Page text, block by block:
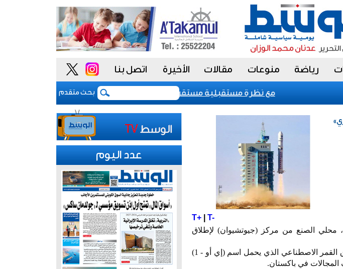
رياضة منوعات مقالات الأخيرة اتصل بنا
بحث متقدم «فيتش» تؤكد التصنيف السيادي للكويت عند «-aa» مع نظرة مستقبلية مستقرة صحيفة إسرائيلية تدعي إطلاق "حزب
T+| T-
الصنع من مركز (جيوتشيوان) لإطلاق
وذكرت دائرة العلاقات العامة للجيش الباكستاني في بيان أن إطلاق القمر الاصطناعي الذي يحمل اسم (إي أو - 1)
المجالات في باكستان.
عدد اليوم